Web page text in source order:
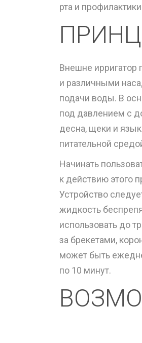
рта и
Внешне
и различными
подачи воды. В
под давлением с
десна, щеки и
питательной
Начинать
к действию этого
Устройство
жидкость
использовать до
за брекетами,
может быть
по 10 минут.